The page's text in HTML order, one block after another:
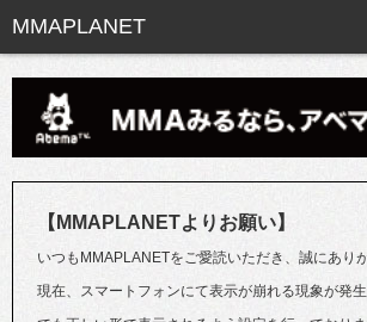
【MMAPLANETよりお願い】
いつもMMAPLANETをご愛読いただき、誠にあり
現在、スマートフォンにて表示が崩れる現象が発